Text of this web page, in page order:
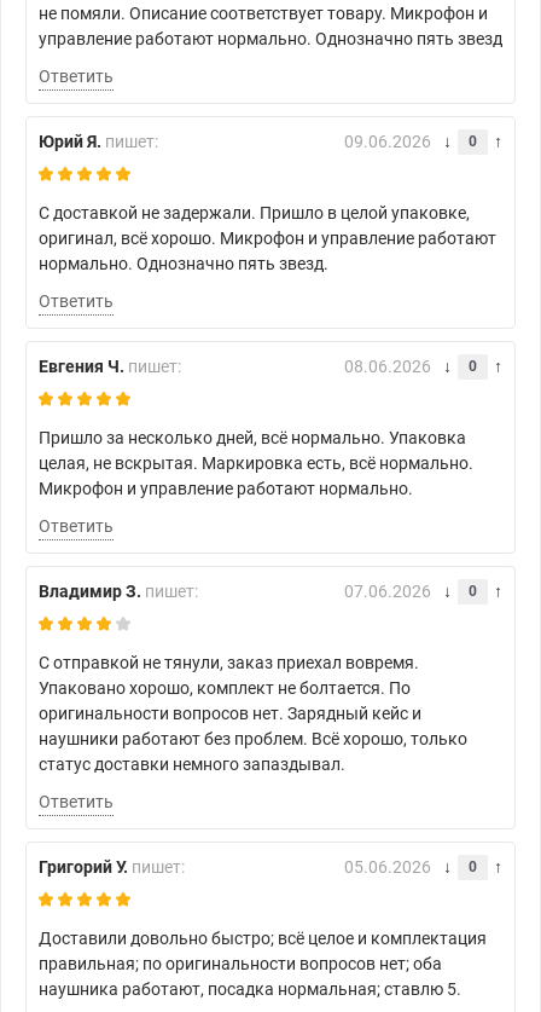
не помяли. Описание соответствует товару. Микрофон и
управление работают нормально. Однозначно пять звезд
Ответить
Юрий Я. пишет: 09.06.2026 0
С доставкой не задержали. Пришло в целой упаковке,
оригинал, всё хорошо. Микрофон и управление работают
нормально. Однозначно пять звезд.
Ответить
Евгения Ч. пишет: 08.06.2026 0
Пришло за несколько дней, всё нормально. Упаковка
целая, не вскрытая. Маркировка есть, всё нормально.
Микрофон и управление работают нормально.
Ответить
Владимир З. пишет: 07.06.2026 0
С отправкой не тянули, заказ приехал вовремя.
Упаковано хорошо, комплект не болтается. По
оригинальности вопросов нет. Зарядный кейс и
наушники работают без проблем. Всё хорошо, только
статус доставки немного запаздывал.
Ответить
Григорий У. пишет: 05.06.2026 0
Доставили довольно быстро; всё целое и комплектация
правильная; по оригинальности вопросов нет; оба
наушника работают, посадка нормальная; ставлю 5.